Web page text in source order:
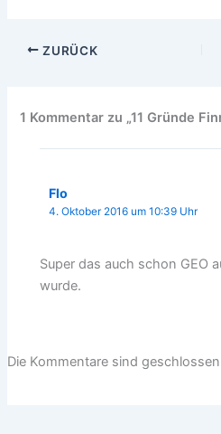
ZURÜCK
1 Kommentar zu „11 Gründe
Flo
4. Oktober 2016 um 10:39 Uhr
Super das auch schon GEO
wurde.
Die Kommentare sind